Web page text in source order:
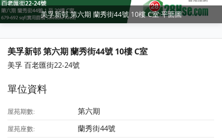
美孚新邨 第六期 蘭秀街44號 10樓 C室 平面圖
美孚新邨 第六期 蘭秀街44號 10樓 C室
美孚 百老匯街22-24號
單位資料
屋苑期數: 第六期
屋苑座數: 蘭秀街44號